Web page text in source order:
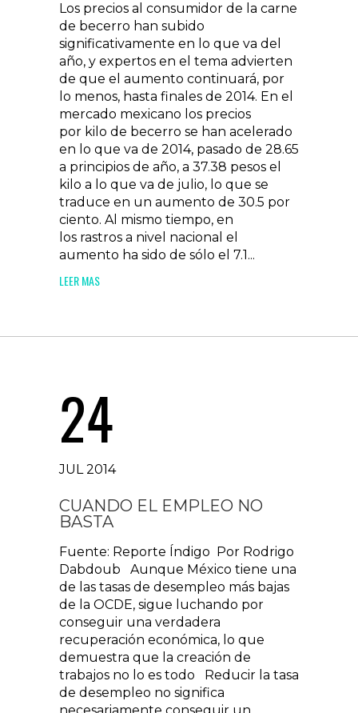
Los precios al consumidor de la carne
de becerro han subido
significativamente en lo que va del
año, y expertos en el tema advierten
de que el aumento continuará, por
lo menos, hasta finales de 2014. En el
mercado mexicano los precios
por kilo de becerro se han acelerado
en lo que va de 2014, pasado de 28.65
a principios de año, a 37.38 pesos el
kilo a lo que va de julio, lo que se
traduce en un aumento de 30.5 por
ciento. Al mismo tiempo, en
los rastros a nivel nacional el
aumento ha sido de sólo el 7.1...
LEER MAS
24
JUL 2014
CUANDO EL EMPLEO NO
BASTA
Fuente: Reporte Índigo Por Rodrigo
Dabdoub Aunque México tiene una
de las tasas de desempleo más bajas
de la OCDE, sigue luchando por
conseguir una verdadera
recuperación económica, lo que
demuestra que la creación de
trabajos no lo es todo Reducir la tasa
de desempleo no significa